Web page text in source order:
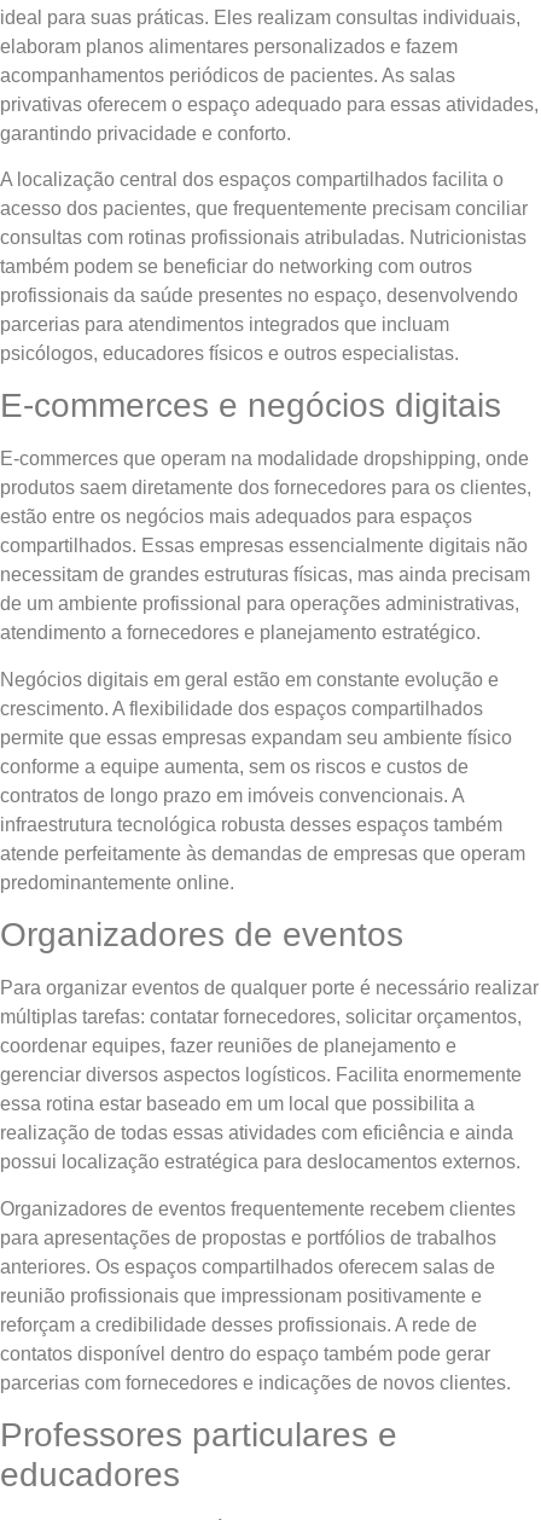
ideal para suas práticas. Eles realizam consultas individuais,
elaboram planos alimentares personalizados e fazem
acompanhamentos periódicos de pacientes. As salas
privativas oferecem o espaço adequado para essas atividades,
garantindo privacidade e conforto.
A localização central dos espaços compartilhados facilita o
acesso dos pacientes, que frequentemente precisam conciliar
consultas com rotinas profissionais atribuladas. Nutricionistas
também podem se beneficiar do networking com outros
profissionais da saúde presentes no espaço, desenvolvendo
parcerias para atendimentos integrados que incluam
psicólogos, educadores físicos e outros especialistas.
E-commerces e negócios digitais
E-commerces que operam na modalidade dropshipping, onde
produtos saem diretamente dos fornecedores para os clientes,
estão entre os negócios mais adequados para espaços
compartilhados. Essas empresas essencialmente digitais não
necessitam de grandes estruturas físicas, mas ainda precisam
de um ambiente profissional para operações administrativas,
atendimento a fornecedores e planejamento estratégico.
Negócios digitais em geral estão em constante evolução e
crescimento. A flexibilidade dos espaços compartilhados
permite que essas empresas expandam seu ambiente físico
conforme a equipe aumenta, sem os riscos e custos de
contratos de longo prazo em imóveis convencionais. A
infraestrutura tecnológica robusta desses espaços também
atende perfeitamente às demandas de empresas que operam
predominantemente online.
Organizadores de eventos
Para organizar eventos de qualquer porte é necessário realizar
múltiplas tarefas: contatar fornecedores, solicitar orçamentos,
coordenar equipes, fazer reuniões de planejamento e
gerenciar diversos aspectos logísticos. Facilita enormemente
essa rotina estar baseado em um local que possibilita a
realização de todas essas atividades com eficiência e ainda
possui localização estratégica para deslocamentos externos.
Organizadores de eventos frequentemente recebem clientes
para apresentações de propostas e portfólios de trabalhos
anteriores. Os espaços compartilhados oferecem salas de
reunião profissionais que impressionam positivamente e
reforçam a credibilidade desses profissionais. A rede de
contatos disponível dentro do espaço também pode gerar
parcerias com fornecedores e indicações de novos clientes.
Professores particulares e
educadores